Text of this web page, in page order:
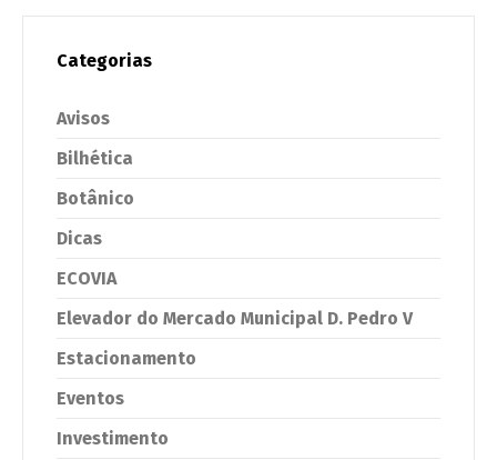
Categorias
Avisos
Bilhética
Botânico
Dicas
ECOVIA
Elevador do Mercado Municipal D. Pedro V
Estacionamento
Eventos
Investimento